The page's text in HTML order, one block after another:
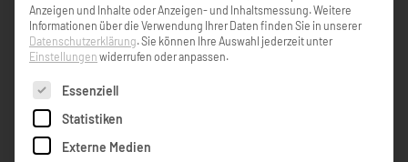
KONDOLENZBUCH ( 1 )
Anzeigen und Inhalte oder Anzeigen- und Inhaltsmessung.Weitere
Informationen über die Verwendung Ihrer Daten finden Sie in unserer
Datenschutzerklärung.Sie können Ihre Auswahl jederzeit unter
Einstellungen widerrufen oder anpassen.
Es folgt eine Liste der Service-Gruppen, für die eine
Essenziell
Statistiken
Externe Medien